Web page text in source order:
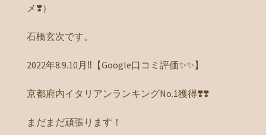
メ❣️）
石橋玄次です。
2022年8.9.10月‼️【Google口コミ評価✨✨】
京都府内イタリアンランキングNo.1獲得❣️❣️
まだまだ頑張ります！